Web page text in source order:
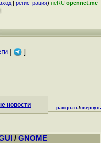
вход|регистрация)неRUopennet.me
| ]
новости раскрыть/свернуть
/ GNOME